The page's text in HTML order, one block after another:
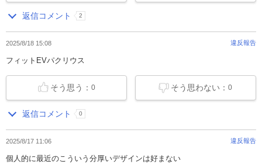
返信コメント 2
2025/8/18 15:08 違反報告
フィットEVパクリウス
そう思わない：0
そう思う： 0
返信コメント 0
2025/8/17 11:06 違反報告
個人的に最近のこういう分厚いデザインは好まない